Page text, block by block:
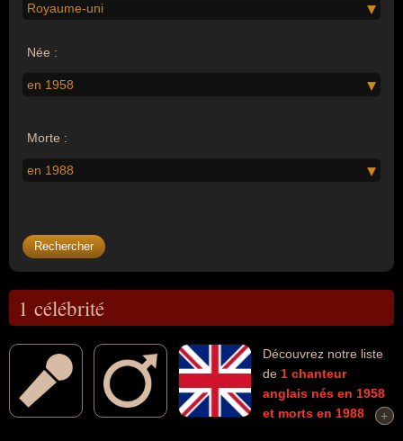
Royaume-uni
Née :
en 1958
Morte :
en 1988
1 célébrité
Découvrez notre liste
de 1 chanteur
anglais nés en 1958
et morts en 1988
+
+